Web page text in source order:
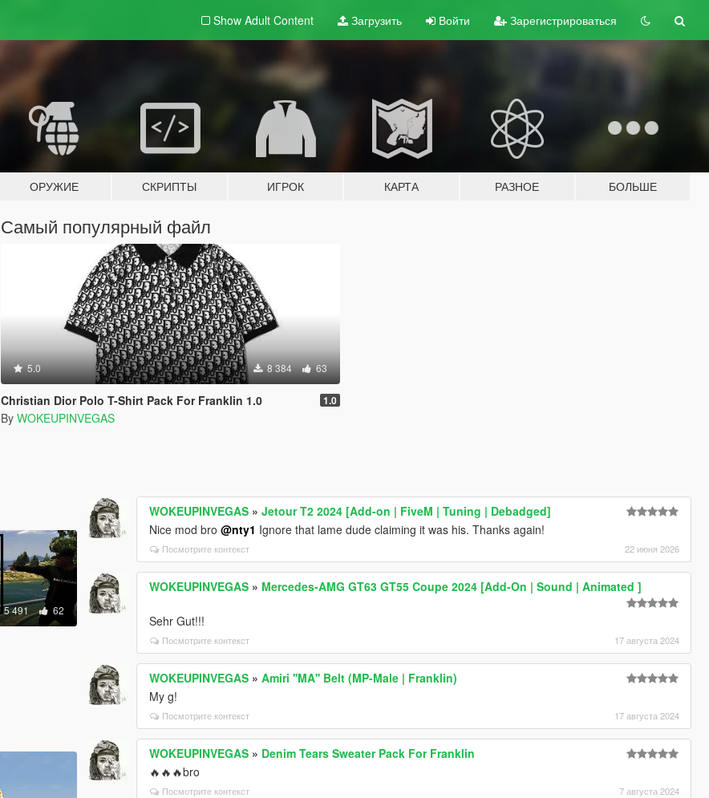
Show Adult Content Загрузить Войти Зарегистрироваться
ОРУЖИЕ СКРИПТЫ ИГРОК КАРТА РАЗНОЕ БОЛЬШЕ
Самый популярный файл
5.0 8 384 63
Christian Dior Polo T-Shirt Pack For Franklin 1.0 1.0
By WOKEUPINVEGAS
5 491 62
WOKEUPINVEGAS »Jetour T2 2024 [Add-on | FiveM | Tuning | Debadged]
Nice mod bro@nty1 Ignore that lame dude claiming it was his. Thanks again!
Посмотрите контекст 22 июня 2026
WOKEUPINVEGAS » Mercedes-AMG GT63 GT55 Coupe 2024 [Add-On | Sound | Animated ]
Sehr Gut!!!
Посмотрите контекст 17 августа 2024
WOKEUPINVEGAS »Amiri ''MA'' Belt (MP-Male | Franklin)
My g!
Посмотрите контекст 17 августа 2024
WOKEUPINVEGAS » Denim Tears Sweater Pack For Franklin
🔥🔥🔥bro
Посмотрите контекст 7 августа 2024